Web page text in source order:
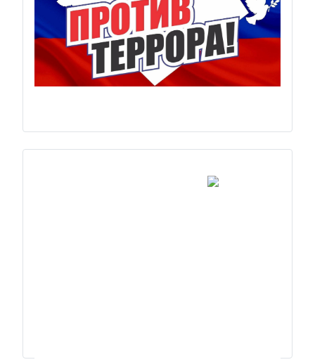
Previous Next